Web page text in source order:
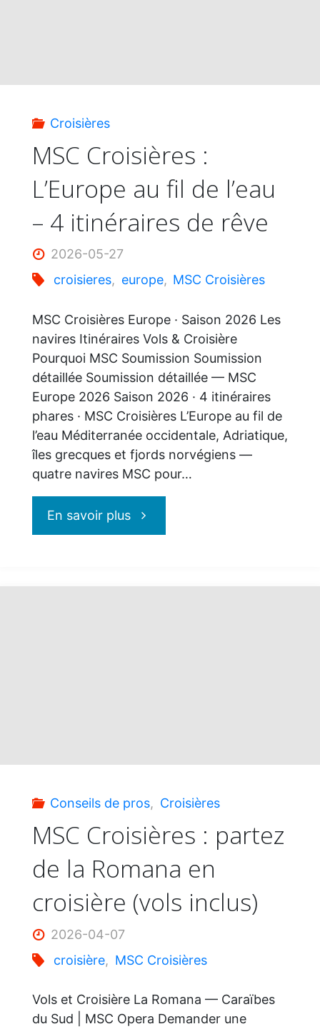
Croisières
MSC Croisières :
L’Europe au fil de l’eau
– 4 itinéraires de rêve
2026-05-27
croisieres, europe, MSC Croisières
MSC Croisières Europe · Saison 2026 Les
navires Itinéraires Vols & Croisière
Pourquoi MSC Soumission Soumission
détaillée Soumission détaillée — MSC
Europe 2026 Saison 2026 · 4 itinéraires
phares · MSC Croisières L’Europe au fil de
l’eau Méditerranée occidentale, Adriatique,
îles grecques et fjords norvégiens —
quatre navires MSC pour…
En savoir plus"MSC
4
itinéraires
Conseils de pros, Croisières
MSC Croisières : partez
de la Romana en
croisière (vols inclus)
2026-04-07
croisière, MSC Croisières
Vols et Croisière La Romana — Caraïbes
du Sud | MSC Opera Demander une